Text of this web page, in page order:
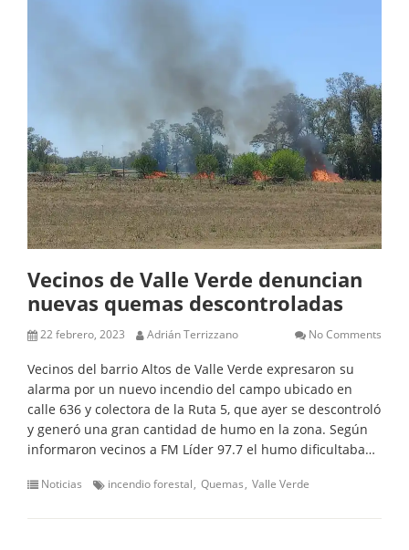
Vecinos de Valle Verde denuncian
nuevas quemas descontroladas
22 febrero, 2023 Adrián Terrizzano No Comments
Vecinos del barrio Altos de Valle Verde expresaron su
alarma por un nuevo incendio del campo ubicado en
calle 636 y colectora de la Ruta 5, que ayer se descontroló
y generó una gran cantidad de humo en la zona. Según
informaron vecinos a FM Líder 97.7 el humo dificultaba…
Noticias incendio forestal Quemas Valle Verde